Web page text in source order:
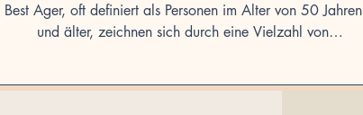
Best Ager, oft definiert als Personen im Alter von 50 Jahren
und älter, zeichnen sich durch eine Vielzahl von
stabiler, sondern auch offener für neue Herausforderungen